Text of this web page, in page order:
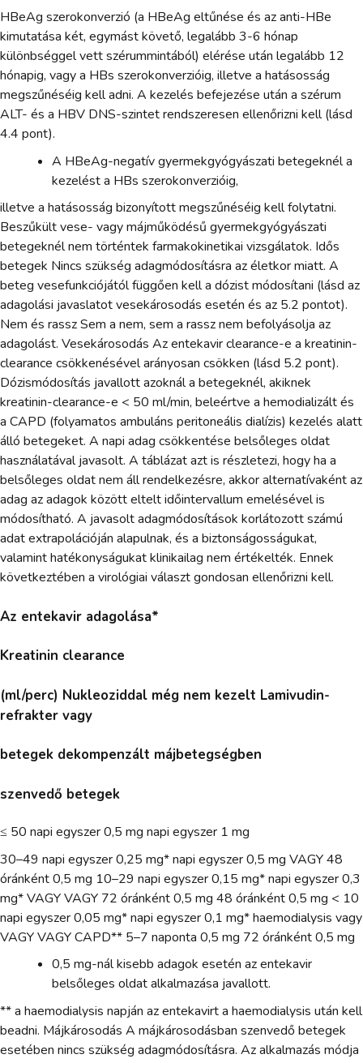
HBeAg szerokonverzió (a HBeAg eltűnése és az anti-HBe
kimutatása két, egymást követő, legalább 3-6 hónap
különbséggel vett szérummintából) elérése után legalább 12
hónapig, vagy a HBs szerokonverzióig, illetve a hatásosság
megszűnéséig kell adni. A kezelés befejezése után a szérum
ALT- és a HBV DNS-szintet rendszeresen ellenőrizni kell (lásd
4.4 pont).
A HBeAg-negatív gyermekgyógyászati betegeknél a
kezelést a HBs szerokonverzióig,
illetve a hatásosság bizonyított megszűnéséig kell folytatni.
Beszűkült vese- vagy májműködésű gyermekgyógyászati
betegeknél nem történtek farmakokinetikai vizsgálatok. Idős
betegek Nincs szükség adagmódosításra az életkor miatt. A
beteg vesefunkciójától függően kell a dózist módosítani (lásd az
adagolási javaslatot vesekárosodás esetén és az 5.2 pontot).
Nem és rassz Sem a nem, sem a rassz nem befolyásolja az
adagolást. Vesekárosodás Az entekavir clearance-e a kreatinin-
clearance csökkenésével arányosan csökken (lásd 5.2 pont).
Dózismódosítás javallott azoknál a betegeknél, akiknek
kreatinin-clearance-e < 50 ml/min, beleértve a hemodializált és
a CAPD (folyamatos ambuláns peritoneális dialízis) kezelés alatt
álló betegeket. A napi adag csökkentése belsőleges oldat
használatával javasolt. A táblázat azt is részletezi, hogy ha a
belsőleges oldat nem áll rendelkezésre, akkor alternatívaként az
adag az adagok között eltelt időintervallum emelésével is
módosítható. A javasolt adagmódosítások korlátozott számú
adat extrapolációján alapulnak, és a biztonságosságukat,
valamint hatékonyságukat klinikailag nem értékelték. Ennek
következtében a virológiai választ gondosan ellenőrizni kell.
Az entekavir adagolása*
Kreatinin clearance
(ml/perc) Nukleoziddal még nem kezelt Lamivudin-
refrakter vagy
betegek dekompenzált májbetegségben
szenvedő betegek
≤ 50 napi egyszer 0,5 mg napi egyszer 1 mg
30–49 napi egyszer 0,25 mg* napi egyszer 0,5 mg VAGY 48
óránként 0,5 mg 10–29 napi egyszer 0,15 mg* napi egyszer 0,3
mg* VAGY VAGY 72 óránként 0,5 mg 48 óránként 0,5 mg < 10
napi egyszer 0,05 mg* napi egyszer 0,1 mg* haemodialysis vagy
VAGY VAGY CAPD** 5–7 naponta 0,5 mg 72 óránként 0,5 mg
0,5 mg-nál kisebb adagok esetén az entekavir
belsőleges oldat alkalmazása javallott.
** a haemodialysis napján az entekavirt a haemodialysis után kell
beadni. Májkárosodás A májkárosodásban szenvedő betegek
esetében nincs szükség adagmódosításra. Az alkalmazás módja